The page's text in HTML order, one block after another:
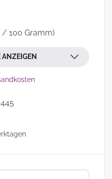
/ 100 Gramm)
ANZEIGEN